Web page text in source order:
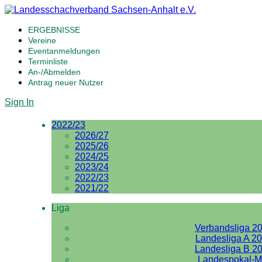
ERGEBNISSE
Vereine
Eventanmeldungen
Terminliste
An-/Abmelden
Antrag neuer Nutzer
Sign In
2022/23
2026/27
2025/26
2024/25
2023/24
2022/23
2021/22
Liga
Verbandsliga
Landesliga A
Landesliga B
Landespokal-